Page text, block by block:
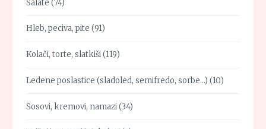
Salate (74)
Hleb, peciva, pite (91)
Kolači, torte, slatkiši(119)
Ledene poslastice (sladoled, semifredo, sorbe…) (10)
Sosovi, kremovi, namazi(34)